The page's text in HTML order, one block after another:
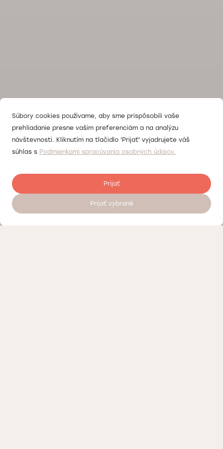
Súbory cookies používame, aby sme prispôsobili vaše
prehliadanie presne vašim preferenciám a na analýzu
návštevnosti. Kliknutím na tlačidlo 'Prijať' vyjadrujete váš
súhlas s Podmienkami spracúvania osobných údajov.
Prijať
Prijať vybrané
Objednať sa na vyšetrenie 24/7